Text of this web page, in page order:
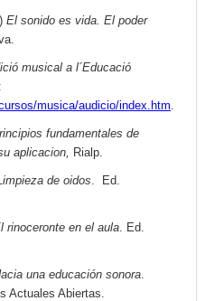
El sonido es vida. El poder
musical a l´Educació
musica/audicio/index.htm
fundamentales de
aplicacion, Rialp.
de oidos . Ed.
rinoceronte en el aula . Ed.
una educación sonora
Actuales Abiertas.